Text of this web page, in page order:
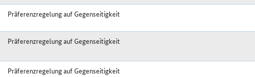
Präferenzregelung auf Gegenseitigkeit
Präferenzregelung auf Gegenseitigkeit
Präferenzregelung auf Gegenseitigkeit